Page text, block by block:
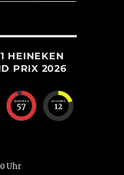
HEINEKEN
PRIX 2026
MINUTES
57
SECONDS
11
Uhr